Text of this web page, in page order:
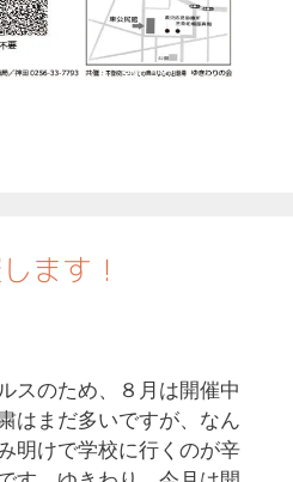
ます！
スのため、８月は開催中
はまだ多いですが、なん
明けで学校に行くのが辛